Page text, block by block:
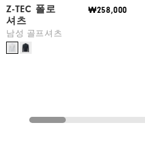
Z-TEC 폴로
셔츠
남성 골프셔츠
₩258,000